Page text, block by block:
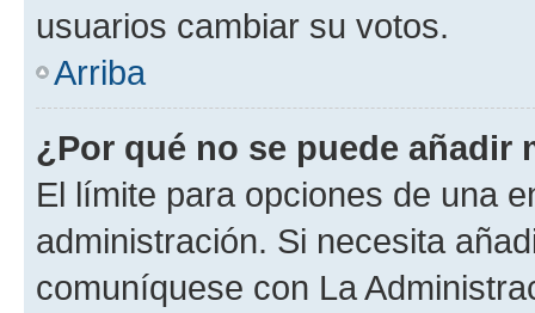
usuarios cambiar su votos.
Arriba
¿Por qué no se puede añadir
El límite para opciones de una
administración. Si necesita
comuníquese con La